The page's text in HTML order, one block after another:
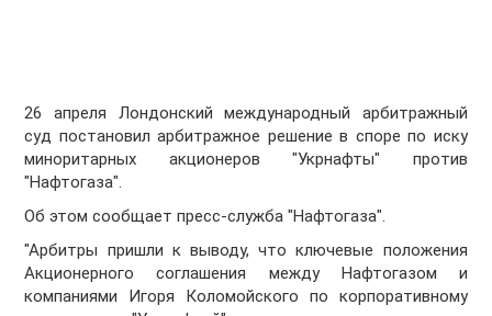
26 апреля Лондонский международный арбитражный
суд постановил арбитражное решение в споре по иску
миноритарных акционеров "Укрнафты" против
"Нафтогаза".
Об этом сообщает пресс-служба "Нафтогаза".
"Арбитры пришли к выводу, что ключевые положения
Акционерного соглашения между Нафтогазом и
компаниями Игоря Коломойского по корпоративному